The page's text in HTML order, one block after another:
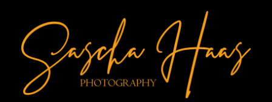
content